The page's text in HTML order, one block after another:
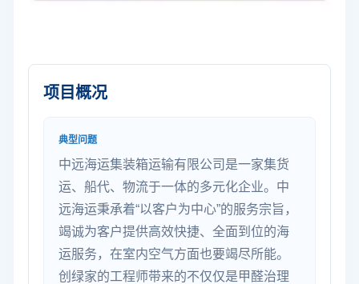
项目概况
典型问题
中远海运集装箱运输有限公司是一家集货
运、船代、物流于一体的多元化企业。中
远海运秉承着“以客户为中心”的服务宗旨，
竭诚为客户提供高效快捷、全面到位的海
运服务，在室内空气方面也要竭尽所能。
创绿家的工程师带来的不仅仅是甲醛治理